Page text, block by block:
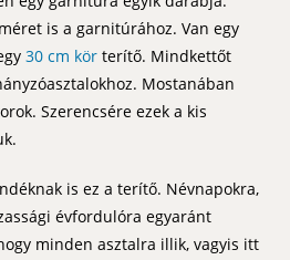
is a garnitúrához. Van egy
30 cm kör terítő. Mindkettőt
Mostanában
Szerencsére ezek a kis
is ez a terítő. Névnapokra,
évfordulóra egyaránt
minden asztalra illik, vagyis itt